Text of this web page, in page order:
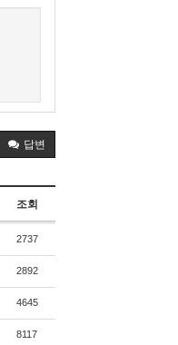
답변
조회
2737
2892
4645
8117